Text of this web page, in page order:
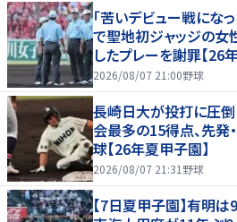
｢苦いデビュー戦にな
で聖地初ジャッジの女
したプレーを謝罪【26
2026/08/07 21:00野球
長崎日大が投打に圧倒
会最多の15得点、先
球【26年夏甲子園】
2026/08/07 21:31 野球
【7日夏甲子園】有明